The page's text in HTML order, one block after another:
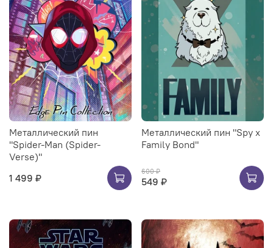
Металлический пин
"Spider-Man (Spider-
Verse)"
1 499 ₽
Металлический пин "Spy x
Family Bond"
600 ₽
549 ₽